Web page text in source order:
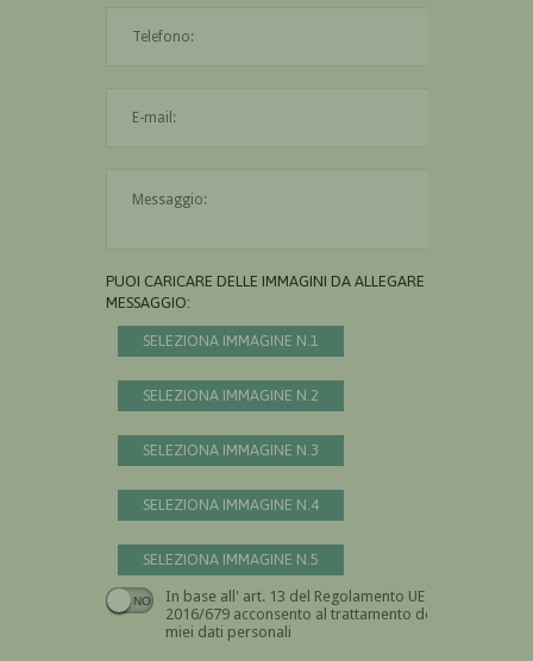
PUOI CARICARE DELLE IMMAGINI DA ALLEGARE AL
MESSAGGIO:
SELEZIONA IMMAGINE N.1
SELEZIONA IMMAGINE N.2
SELEZIONA IMMAGINE N.3
SELEZIONA IMMAGINE N.4
SELEZIONA IMMAGINE N.5
In base all' art. 13 del Regolamento UE n.
2016/679 acconsento al trattamento dei
miei dati personali
Devi dare il consenso